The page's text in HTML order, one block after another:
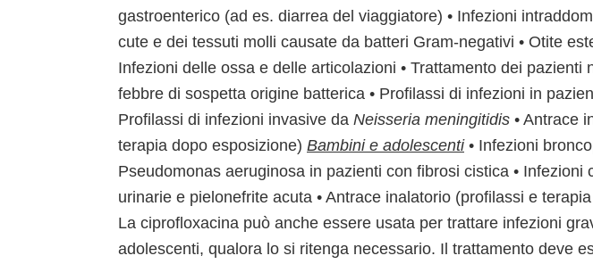
gastroenterico (ad es. diarrea del viaggiatore) • Infezioni
cute e dei tessuti molli causate da batteri Gram-negativi • Otite
Infezioni delle ossa e delle articolazioni • Trattamento dei pazienti
febbre di sospetta origine batterica • Profilassi di infezioni in
Profilassi di infezioni invasive da Neisseria meningitidis • Antrace
terapia dopo esposizione) Bambini e adolescenti • Infezioni
Pseudomonas aeruginosa in pazienti con fibrosi cistica • Infezioni
urinarie e pielonefrite acuta • Antrace inalatorio (profilassi e
La ciprofloxacina può anche essere usata per trattare infezioni
adolescenti, qualora lo si ritenga necessario. Il trattamento deve